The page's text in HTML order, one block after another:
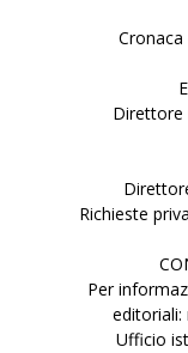
Direttore
Richieste
Per
editoriali:
Ufficio